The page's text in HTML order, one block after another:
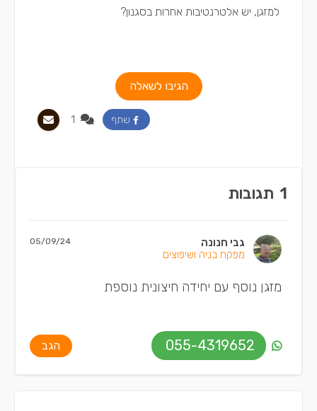
למזגן, יש אלטרנטיבות אחרות בסגנון?
הגיבו לשאלה
שתף
1 תגובות
גבי חנונה
מפקח בניה ושיפוצים
05/09/24
מזגן נוסף עם יחידה חיצונית נוספת
055-4319652 הגב